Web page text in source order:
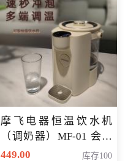
摩飞电器恒温饮水机
（调奶器）MF-01 会员
专享价366元
449.00 库存100